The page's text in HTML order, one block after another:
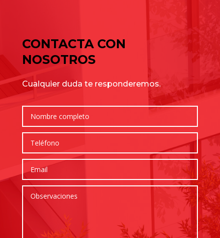
CONTACTA CON
NOSOTROS
Cualquier duda te responderemos.